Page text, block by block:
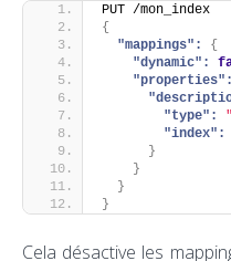
PUT /mon_index
{
"mappings":
{
"dynamic":
"properties":
"type":
"index":
}
}
}
}
Cela désactive les